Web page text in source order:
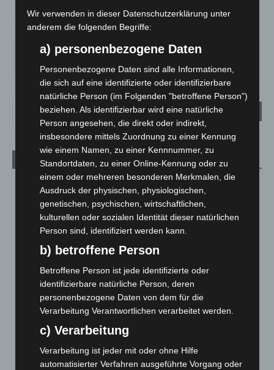
44% 4.5m/s
DO.
22°
FR.
25°
SA.
26 °
SO.
31° 35
Aktuelle Beiträge
Brand im „Haus der Begegnung“ in Neuwarmbüchen schnell
eingedämmt
6. August 2026
Region Hannover: 21 neue Notfallsanitäter starten beim
Roten Kreuz
Mann läuft mit Hockeyschläger über A7 – Polizei sucht
Zeugen
5. August 2026
Celle: Mensch stirbt bei Bagger-Unfall auf Baustelle
5. August 2026
Wir verwenden in dieser Datenschutzerklärung unter
anderem die folgenden Begriffe:
a) personenbezogene Daten
Personenbezogene Daten sind alle Informationen,
die sich auf eine identifizierte oder identifizierbare
natürliche Person (im Folgenden "betroffene Person")
beziehen. Als identifizierbar wird eine natürliche
Person angesehen, die direkt oder indirekt,
insbesondere mittels Zuordnung zu einer Kennung
wie einem Namen, zu einer Kennnummer, zu
Standortdaten, zu einer Online-Kennung oder zu
einem oder mehreren besonderen Merkmalen, die
Ausdruck der physischen, physiologischen,
genetischen, psychischen, wirtschaftlichen,
kulturellen oder sozialen Identität dieser natürlichen
Person sind, identifiziert werden kann.
b) betroffene Person
Betroffene Person ist jede identifizierte oder
identifizierbare natürliche Person, deren
personenbezogene Daten von dem für die
Verarbeitung Verantwortlichen verarbeitet werden.
c) Verarbeitung
Verarbeitung ist jeder mit oder ohne Hilfe
automatisierter Verfahren ausgeführte Vorgang oder